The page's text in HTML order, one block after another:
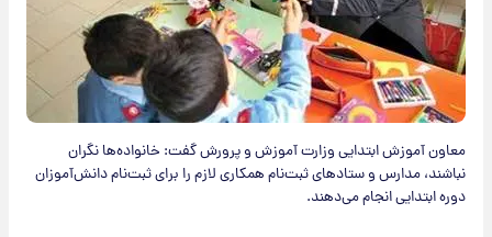
معاون آموزش ابتدایی وزارت آموزش و پرورش گفت: خانواده‌ها نگران
نباشند، مدارس و ستادهای ثبت‌نام همکاری لازم را برای ثبت‌نام دانش‌آموزان
دوره ابتدایی انجام می‌دهند.